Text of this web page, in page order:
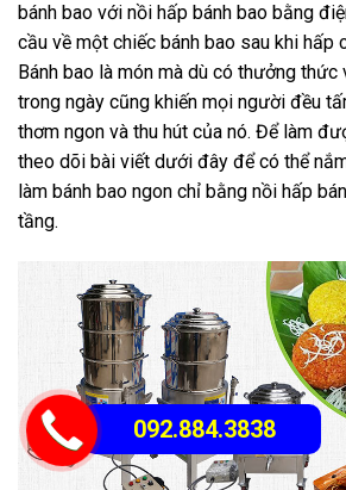
bánh bao với nồi hấp bánh bao bằng
cầu về một chiếc bánh bao sau khi hấp
Bánh bao là món mà dù có thưởng thức
trong ngày cũng khiến mọi người đều
thơm ngon và thu hút của nó. Để làm
theo dõi bài viết dưới đây để có thể
làm bánh bao ngon chỉ bằng nồi hấp
tầng.
092.884.3838